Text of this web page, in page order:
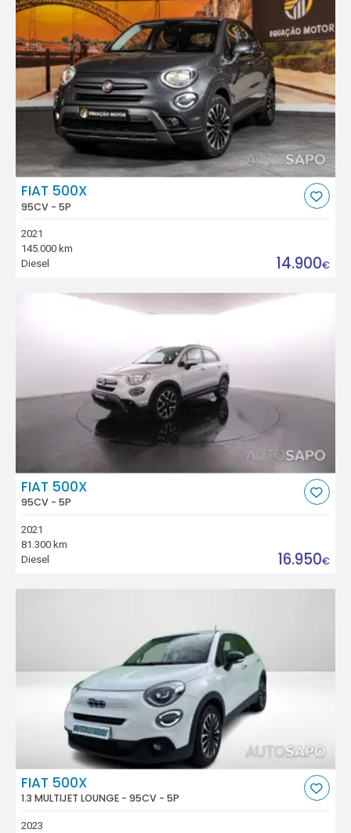
FIAT 500X
95CV - 5P
2021
145.000 km
Diesel
14.900€
FIAT 500X
95CV - 5P
2021
81.300 km
Diesel
16.950€
FIAT 500X
1.3 MULTIJET LOUNGE - 95CV - 5P
2023